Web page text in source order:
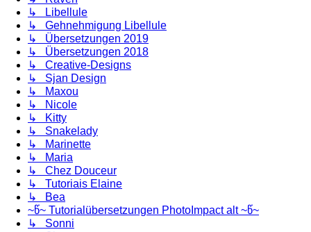
↳ Libellule
↳ Gehnehmigung Libellule
↳ Übersetzungen 2019
↳ Übersetzungen 2018
↳ Creative-Designs
↳ Sjan Design
↳ Maxou
↳ Nicole
↳ Kitty
↳ Snakelady
↳ Marinette
↳ Maria
↳ Chez Douceur
↳ Tutoriais Elaine
↳ Bea
~წ~ Tutorialübersetzungen PhotoImpact alt ~წ~
↳ Sonni